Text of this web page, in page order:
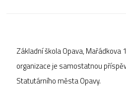
Základní škola Opava, Mařádkova
organizace je samostatnou
Statutárního města Opavy.